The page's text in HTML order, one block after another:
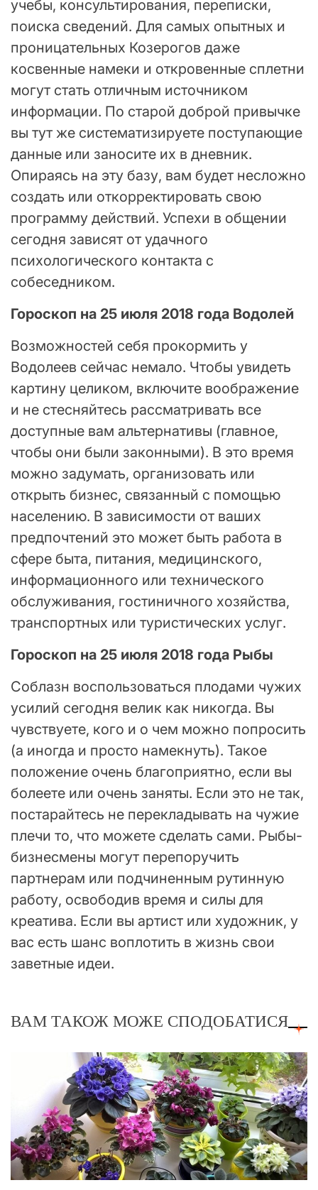
учебы, консультирования, переписки,
поиска сведений. Для самых опытных и
проницательных Козерогов даже
косвенные намеки и откровенные сплетни
могут стать отличным источником
информации. По старой доброй привычке
вы тут же систематизируете поступающие
данные или заносите их в дневник.
Опираясь на эту базу, вам будет несложно
создать или откорректировать свою
программу действий. Успехи в общении
сегодня зависят от удачного
психологического контакта с
собеседником.
Гороскоп на 25 июля 2018 года Водолей
Возможностей себя прокормить у
Водолеев сейчас немало. Чтобы увидеть
картину целиком, включите воображение
и не стесняйтесь рассматривать все
доступные вам альтернативы (главное,
чтобы они были законными). В это время
можно задумать, организовать или
открыть бизнес, связанный с помощью
населению. В зависимости от ваших
предпочтений это может быть работа в
сфере быта, питания, медицинского,
информационного или технического
обслуживания, гостиничного хозяйства,
транспортных или туристических услуг.
Гороскоп на 25 июля 2018 года Рыбы
Соблазн воспользоваться плодами чужих
усилий сегодня велик как никогда. Вы
чувствуете, кого и о чем можно попросить
(а иногда и просто намекнуть). Такое
положение очень благоприятно, если вы
болеете или очень заняты. Если это не так,
постарайтесь не перекладывать на чужие
плечи то, что можете сделать сами. Рыбы-
бизнесмены могут перепоручить
партнерам или подчиненным рутинную
работу, освободив время и силы для
креатива. Если вы артист или художник, у
вас есть шанс воплотить в жизнь свои
заветные идеи.
ВАМ ТАКОЖ МОЖЕ СПОДОБАТИСЯ